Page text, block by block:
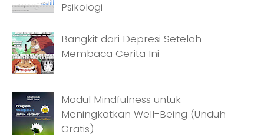
Psikologi
Bangkit dari Depresi Setelah
Membaca Cerita Ini
Modul Mindfulness untuk
Meningkatkan Well-Being (Unduh
Gratis)